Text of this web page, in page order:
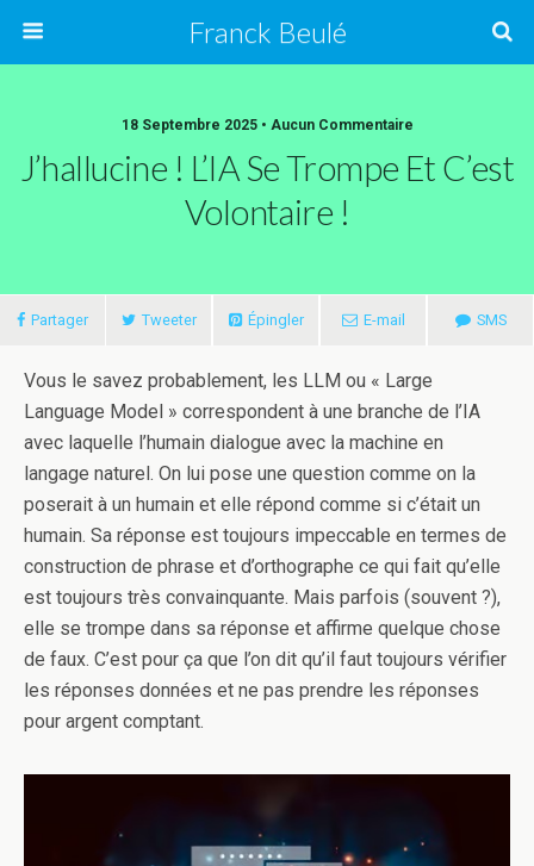
Franck Beulé
18 Septembre 2025 • Aucun Commentaire
J’hallucine ! L’IA Se Trompe Et C’est
Volontaire !
Partager Tweeter Épingler E-mail SMS
Vous le savez probablement, les LLM ou « Large
Language Model » correspondent à une branche de l’IA
avec laquelle l’humain dialogue avec la machine en
langage naturel. On lui pose une question comme on la
poserait à un humain et elle répond comme si c’était un
humain. Sa réponse est toujours impeccable en termes de
construction de phrase et d’orthographe ce qui fait qu’elle
est toujours très convainquante. Mais parfois (souvent ?),
elle se trompe dans sa réponse et affirme quelque chose
de faux. C’est pour ça que l’on dit qu’il faut toujours vérifier
les réponses données et ne pas prendre les réponses
pour argent comptant.